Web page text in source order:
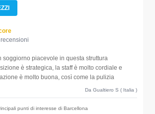
soggiorno piacevole in questa struttura
è strategica, la staff è molto cordiale e
è molto buona, così come la pulizia
Da Gualtiero S ( Italia )
punti di interesse di Barcellona